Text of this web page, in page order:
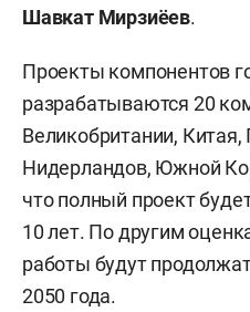
Шавкат Мирзиёев.
Проекты компонентов
разрабатываются 20
Великобритании, Китая,
Нидерландов, Южной
что полный проект
10 лет. По другим
работы будут
2050 года.